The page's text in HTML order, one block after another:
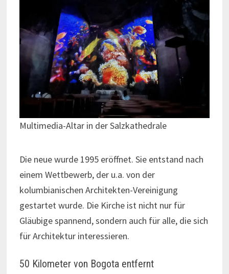
Multimedia-Altar in der Salzkathedrale
Die neue wurde 1995 eröffnet. Sie entstand nach
einem Wettbewerb, der u.a. von der
kolumbianischen Architekten-Vereinigung
gestartet wurde. Die Kirche ist nicht nur für
Gläubige spannend, sondern auch für alle, die sich
für Architektur interessieren.
50 Kilometer von Bogota entfernt